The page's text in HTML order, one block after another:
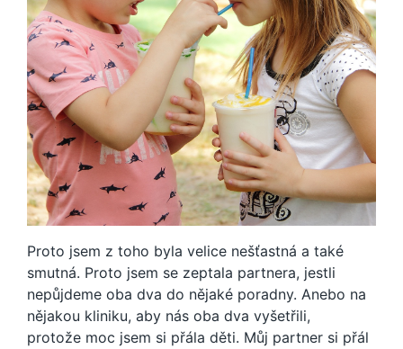
Proto jsem z toho byla velice nešťastná a také
smutná. Proto jsem se zeptala partnera, jestli
nepůjdeme oba dva do nějaké poradny. Anebo na
nějakou kliniku, aby nás oba dva vyšetřili,
protože moc jsem si přála děti. Můj partner si přál